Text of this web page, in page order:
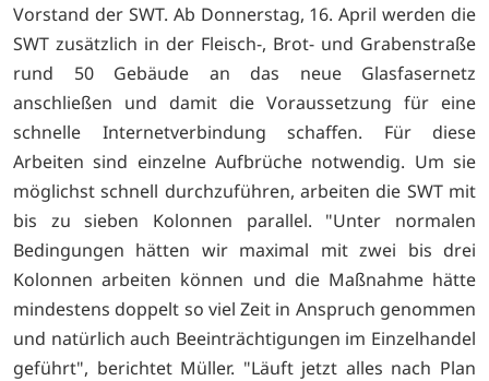
Vorstand der SWT. Ab Donnerstag, 16. April werden die
SWT zusätzlich in der Fleisch-, Brot- und Grabenstraße
rund 50 Gebäude an das neue Glasfasernetz
anschließen und damit die Voraussetzung für eine
schnelle Internetverbindung schaffen. Für diese
Arbeiten sind einzelne Aufbrüche notwendig. Um sie
möglichst schnell durchzuführen, arbeiten die SWT mit
bis zu sieben Kolonnen parallel. "Unter normalen
Bedingungen hätten wir maximal mit zwei bis drei
Kolonnen arbeiten können und die Maßnahme hätte
mindestens doppelt so viel Zeit in Anspruch genommen
und natürlich auch Beeinträchtigungen im Einzelhandel
geführt", berichtet Müller. "Läuft jetzt alles nach Plan